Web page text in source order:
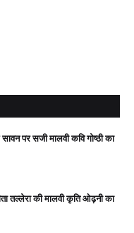
पर सजी मालवी कवि गोष्ठी का
तल्लेरा की मालवी कृति ओढ़नी का